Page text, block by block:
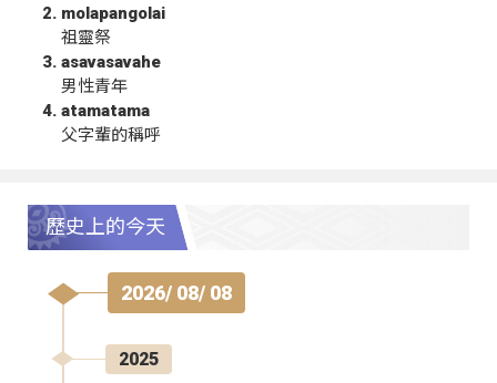
molapangolai
祖靈祭
asavasavahe
男性青年
atamatama
父字輩的稱呼
歷史上的今天
2026/ 08/ 08
2025